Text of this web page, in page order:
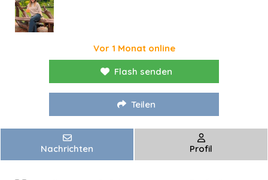
Vor 1 Monat online
Flash senden
Teilen
Nachrichten Profil